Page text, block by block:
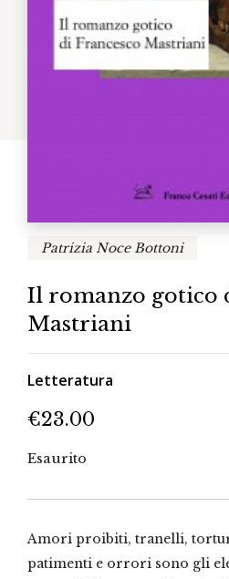
Patrizia Noce Bottoni
Il romanzo gotico
Mastriani
Letteratura
€23.00
Esaurito
Amori proibiti, tranelli,
patimenti e orrori sono gli